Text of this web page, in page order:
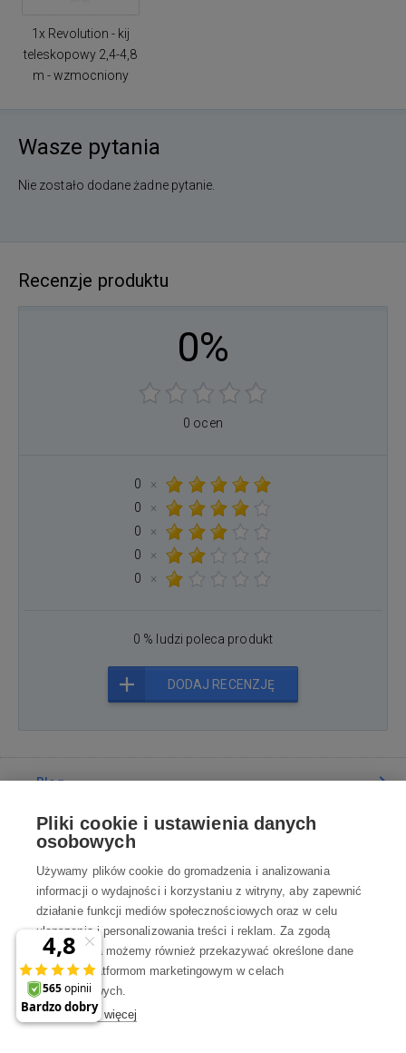
1x Revolution - kij
teleskopowy 2,4-4,8
m - wzmocniony
Wasze pytania
Nie zostało dodane żadne pytanie.
Recenzje produktu
0%
0 ocen
0
×
0
×
0
×
0
×
0
×
0 % ludzi poleca produkt
DODAJ RECENZJĘ
Blog
Poradnia
Wszystko o zakupach
Kontakt
Skontaktuj się z Nami
Pliki cookie i ustawienia danych
osobowych
Używamy plików cookie do gromadzenia i analizowania
informacji o wydajności i korzystaniu z witryny, aby zapewnić
działanie funkcji mediów społecznościowych oraz w celu
ulepszania i personalizowania treści i reklam. Za zgodą
użytkownika możemy również przekazywać określone dane
osobowe platformom marketingowym w celach
marketingowych.
Dowiedz się więcej